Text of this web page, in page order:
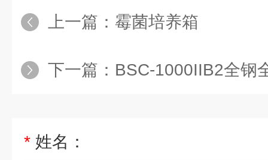
上一篇： 霉菌培养箱
下一篇： BSC-1000IIB2全钢
* 姓名：